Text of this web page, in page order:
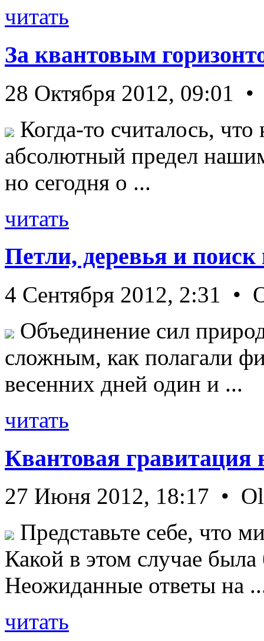
читать
За квантовым
28 Октября 2012, 09:01
Когда-то считалось, что
абсолютный предел
но сегодня о ...
читать
Петли, деревья и
4 Сентября 2012, 2:31 •
Объединение сил
сложным, как полагали
весенних дней один и ...
читать
Квантовая гравитация
27 Июня 2012, 18:17 •
Представьте себе, что
Какой в этом случае
Неожиданные ответы на
читать